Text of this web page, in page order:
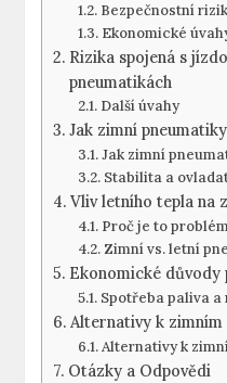
Bezpečnostní
Ekonomické
Rizika spojená s
pneumatikách
Další úvahy
Jak zimní
Jak zimní
Stabilita a
Vliv letního tepla na
Proč je to
Zimní vs. letní
Ekonomické důvody
Spotřeba paliva a
Alternativy k zimním
Alternativy k
Otázky a Odpovědi